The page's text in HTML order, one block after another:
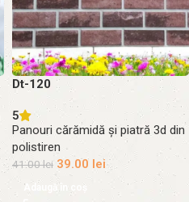
Dt-120
5
Panouri cărămidă și piatră 3d din
polistiren
41.00lei 39.00 lei
Adaugă în coș